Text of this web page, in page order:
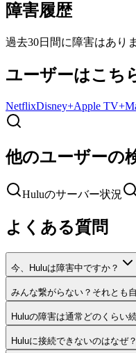
障害履歴
過去30日間に障害はあり
ユーザーはこち
NetflixDisney+Apple TV+
他のユーザーの
Huluのサーバー状況
よくある質問
今、Huluは障害中ですか？
みんな繋がらない？それとも
Huluの障害は通常どのくらい
Huluに接続できないのはなぜ？